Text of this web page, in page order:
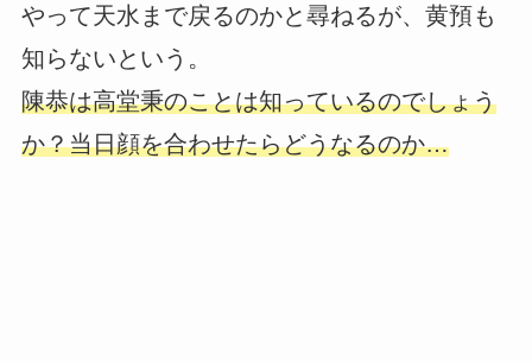
やって天水まで戻るのかと尋ねるが、黄預も
知らないという。
陳恭は高堂秉のことは知っているのでしょう
か？当日顔を合わせたらどうなるのか…